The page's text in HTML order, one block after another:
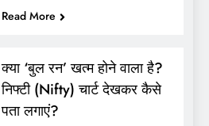
Read More
क्या ‘बुल रन’ खत्म होने वाला है?
निफ्टी (Nifty) चार्ट देखकर कैसे
पता लगाएं?